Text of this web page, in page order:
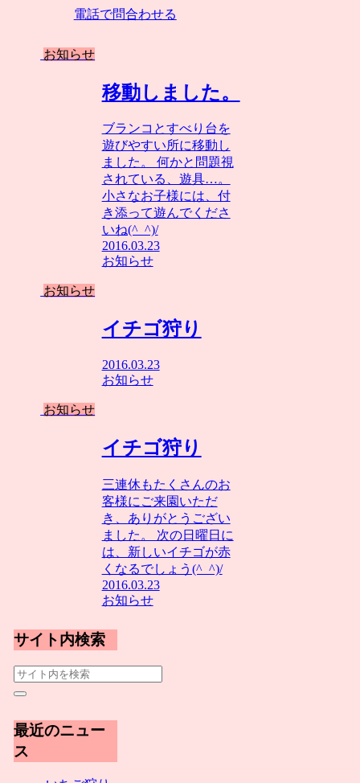
電話で問合わせる
お知らせ
移動しました。
ブランコとすべり台を
遊びやすい所に移動し
ました。 何かと問題視
されている、遊具…。
小さなお子様には、付
き添って遊んでくださ
いね(^_^)/
2016.03.23
お知らせ
お知らせ
イチゴ狩り
2016.03.23
お知らせ
お知らせ
イチゴ狩り
三連休もたくさんのお
客様にご来園いただ
き、ありがとうござい
ました。 次の日曜日に
は、新しいイチゴが赤
くなるでしょう(^_^)/
2016.03.23
お知らせ
サイト内検索
最近のニュー
ス